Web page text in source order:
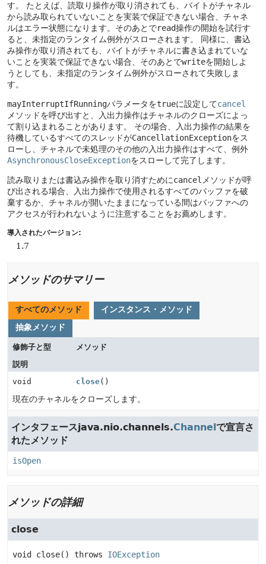
す。
たとえば、読取り操作が取り消されても、バイトがチャネル
から読み取られていないことを実装で保証できない場合、チャネ
ルはエラー状態になります。そのあとでread操作の開始を試行す
ると、未指定のランタイム例外がスローされます。
同様に、書込
み操作が取り消されても、バイトがチャネルに書き込まれていな
いことを実装で保証できない場合、そのあとでwriteを開始しよ
うとしても、未指定のランタイム例外がスローされて失敗しま
す。
mayInterruptIfRunningパラメータをtrueに設定してcancel
メソッドを呼び出すと、入出力操作はチャネルのクローズによっ
て割り込まれることがあります。
その場合、入出力操作の結果を
待機しているすべてのスレッドがCancellationExceptionをス
ローし、チャネルで未処理のその他の入出力操作はすべて、例外
AsynchronousCloseExceptionをスローして完了します。
読み取りまたは書込み操作を取り消すためにcancel メソッドが呼
び出される場合、入出力操作で使用されるすべてのバッファを破
棄するか、チャネルが開いたままになっている間はバッファへの
アクセスが行われないように注意することをお薦めします。
導入されたバージョン:
1.7
メソッドのサマリー
すべてのメソッド
インスタンス・メソッド
抽象メソッド
修飾子と型
メソッド
説明
void
close()
現在のチャネルをクローズします。
インタフェースjava.nio.channels.Channelで宣言さ
れたメソッド
isOpen
メソッドの詳細
close
void close() throws IOException